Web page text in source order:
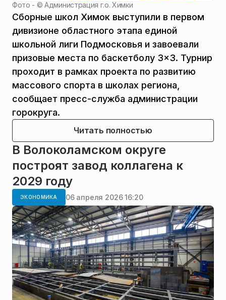
Фото - ©Администрация г.о. Химки
Сборные школ Химок выступили в первом
дивизионе областного этапа единой
школьной лиги Подмосковья и завоевали
призовые места по баскетболу 3×3. Турнир
проходит в рамках проекта по развитию
массового спорта в школах региона,
сообщает пресс-служба администрации
горокруга.
Читать полностью
В Волоколамском округе
построят завод коллагена к
2029 году
ЭКОНОМИКА 06 апреля 2026 16:20